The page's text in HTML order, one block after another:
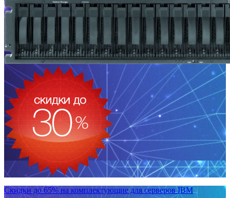
Скидки до 65% на комплектующие для серверов IBM